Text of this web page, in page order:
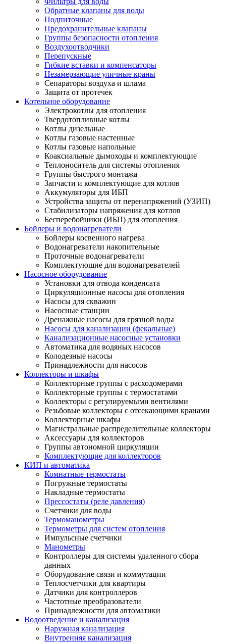
Обратные клапаны для воды
Подпиточные
Предохранительные клапаны
Группы безопасности отопления
Воздухоотводчики
Перепускные
Гибкие вставки и компенсаторы
Незамерзающие уличные краны
Сепараторы воздуха и шлама
Защита от протечек
Котельное оборудование
Электрокотлы для отопления
Твердотопливные котлы
Котлы дизельные
Котлы газовые настенные
Котлы газовые напольные
Коаксиальные дымоходы и комплектующие
Теплоноситель для системы отопления
Группы быстрого монтажа
Запчасти и комплектующие для котлов
Аккумуляторы для ИБП
Устройства защиты от перенапряжений (УЗИП)
Стабилизаторы напряжения для котлов
Бесперебойники (ИБП) для отопления
Бойлеры и водонагреватели
Бойлеры косвенного нагрева
Водонагреватели накопительные
Проточные водонагреватели
Комплектующие для водонагревателей
Насосное оборудование
Установки для отвода конденсата
Циркуляционные насосы для отопления
Насосы для скважин
Насосные станции
Дренажные насосы для грязной воды
Насосы для канализации (фекальные)
Канализационные насосные установки
Автоматика для водяных насосов
Колодезные насосы
Принадлежности для насосов
Коллекторы и шкафы
Коллекторные группы с расходомерами
Коллекторные группы с термостатами
Коллекторы с регулируемыми вентилями
Резьбовые коллекторы с отсекающими кранами
Коллекторные шкафы
Магистральные распределительные коллекторы
Аксессуары для коллекторов
Группы автономной циркуляции
Комплектующие для коллекторов
КИП и автоматика
Комнатные термостаты
Погружные термостаты
Накладные термостаты
Прессостаты (реле давления)
Счетчики для воды
Термоманометры
Термометры для систем отопления
Импульсные счетчики
Манометры
Контроллеры для системы удаленного сбора
данных
Оборудование связи и коммутации
Теплосчетчики для квартиры
Датчики для контроллеров
Частотные преобразователи
Принадлежности для автоматики
Водоотведение и канализация
Наружная канализация
Внутренняя канализация